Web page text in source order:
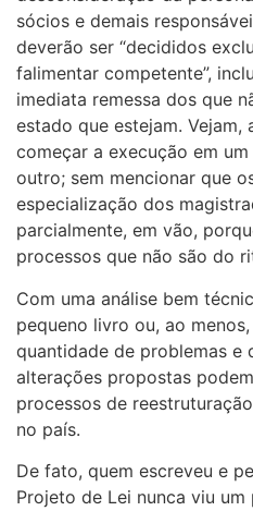
sócios e demais
deverão ser “decididos
falimentar competente”,
imediata remessa dos que
estado que estejam. Vejam,
começar a execução em
outro; sem mencionar que
especialização dos
parcialmente, em vão,
processos que não são do
Com uma análise bem
pequeno livro ou, ao
quantidade de problemas e
alterações propostas
processos de
no país.
De fato, quem escreveu e
Projeto de Lei nunca viu